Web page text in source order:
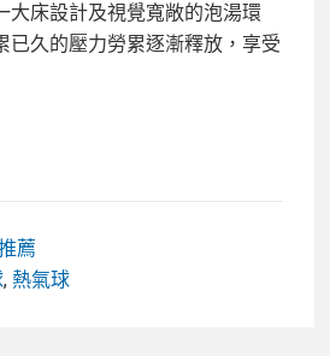
大床設計及視覺寬敞的泡湯環
已久的壓力勞累逐漸釋放，享受
薦
, 熱氣球